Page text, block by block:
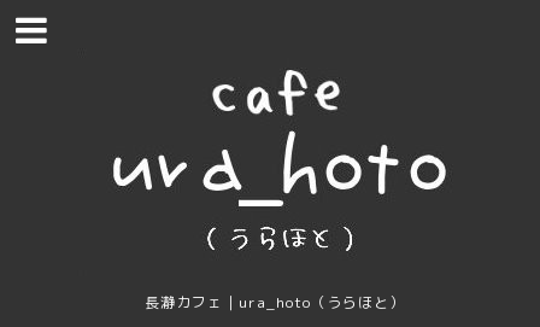
長瀞カフェ｜ura_hoto（うらほと）